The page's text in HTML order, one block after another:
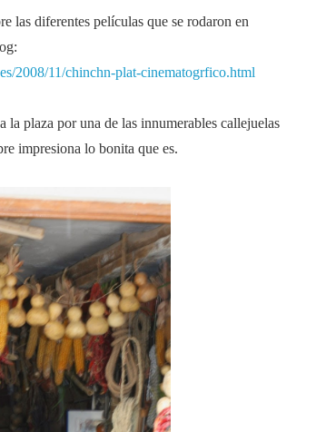
las diferentes películas que se rodaron en
2008/11/chinchn-plat-cinematogrfico.html
la plaza por una de las innumerables callejuelas
impresiona lo bonita que es.